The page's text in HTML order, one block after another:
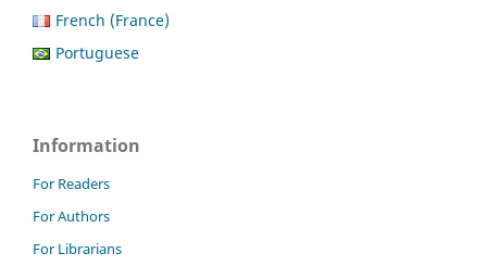
French (France)
Portuguese
Information
For Readers
For Authors
For Librarians